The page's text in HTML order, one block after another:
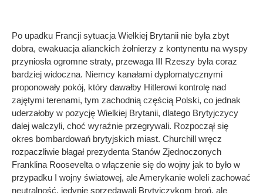
Po upadku Francji sytuacja Wielkiej Brytanii nie była zbyt
dobra, ewakuacja alianckich żołnierzy z kontynentu na wyspy
przyniosła ogromne straty, przewaga III Rzeszy była coraz
bardziej widoczna. Niemcy kanałami dyplomatycznymi
proponowały pokój, który dawałby Hitlerowi kontrolę nad
zajętymi terenami, tym zachodnią częścią Polski, co jednak
uderzałoby w pozycję Wielkiej Brytanii, dlatego Brytyjczycy
dalej walczyli, choć wyraźnie przegrywali. Rozpoczął się
okres bombardowań brytyjskich miast. Churchill wręcz
rozpaczliwie błagał prezydenta Stanów Zjednoczonych
Franklina Roosevelta o włączenie się do wojny jak to było w
przypadku I wojny światowej, ale Amerykanie woleli zachować
neutralność, jedynie sprzedawali Brytyjczykom broń, ale